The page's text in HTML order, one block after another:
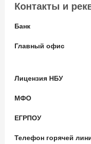
Контакты и
Банк
Главный офис
Лицензия НБУ
МФО
ЕГРПОУ
Телефон горячей